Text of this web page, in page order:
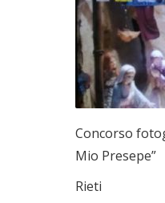
Concorso
Mio Presepe”
Rieti